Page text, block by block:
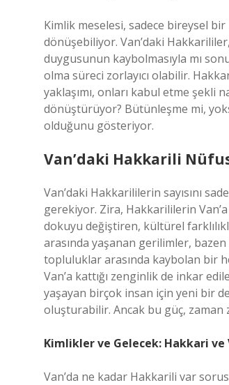
Kimlik meselesi, sadece bireysel
dönüşebiliyor. Van’daki
duygusunun kaybolmasıyla mı
olma süreci zorlayıcı olabilir.
yaklaşımı, onları kabul etme şekli
dönüştürüyor? Bütünleşme mi,
olduğunu gösteriyor.
Van’daki Hakkarili
Van’daki Hakkarililerin sayısını
gerekiyor. Zira, Hakkarililerin
dokuyu değiştiren, kültürel
arasında yaşanan gerilimler,
topluluklar arasında kaybolan bir
Van’a kattığı zenginlik de inkar
yaşayan birçok insan için yeni bir
oluşturabilir. Ancak bu güç, zaman
Kimlikler ve Gelecek: Hakkari ve
Van’da ne kadar Hakkarili var